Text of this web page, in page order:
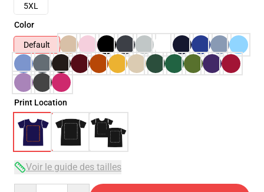
5XL
Color
Default
Print Location
Voir le guide des tailles